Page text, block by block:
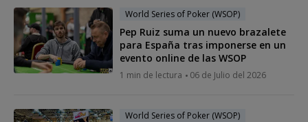
World Series of Poker (WSOP)
Pep Ruiz suma un nuevo brazalete
para España tras imponerse en un
evento online de las WSOP
1 min de lectura 06 de Julio del 2026
World Series of Poker (WSOP)